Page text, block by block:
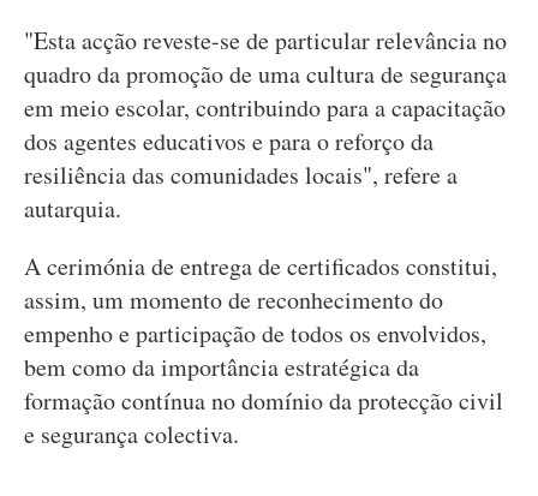
"Esta acção reveste-se de particular relevância no
quadro da promoção de uma cultura de segurança
em meio escolar, contribuindo para a capacitação
dos agentes educativos e para o reforço da
resiliência das comunidades locais", refere a
autarquia.
A cerimónia de entrega de certificados constitui,
assim, um momento de reconhecimento do
empenho e participação de todos os envolvidos,
bem como da importância estratégica da
formação contínua no domínio da protecção civil
e segurança colectiva.